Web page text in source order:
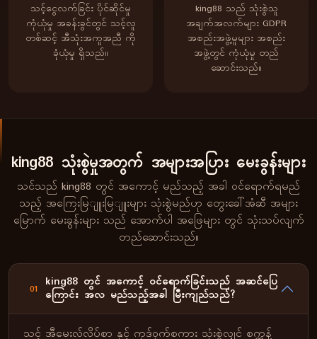
သင့်ငွေလက်ခြင်း ပိုင်ဆိုင်မှု
ကုံယုံမှု အခန်းခွင်တွင် သင့်လူ
တစ်ဆင့် အီသုံးအကူအညီ ကို
ခုံယုံမှု ရှိသည်။
king88 သည် သုံးစွဲသူ
အချက်အလက်များ GDPR
အစည်းအဖွဲ့မူများ အစည်း
အဖွဲ့တွင် ကုံယုံမှု တည်
ဆောင်းသည်။
king88 သုံးစွဲမှုအတွက် အများအပြား မေးခွန်းများ
သင်သည် king88 တွင် အကောင့် မည်သည့် အခါ ဝင်ရောက်ရမည်
သည့် အကြေးမြျူးမြျူးများ သုံးစွဲမည်ဟု တွေးခေါ်အံဆီ အများ
မြောက် မေးခွန်းများ သည် အောက်ပါ အဖြေများ တွင် သုံးသပ်လျက်
တည်ဆောင်းသည်။
01 king88 တွင် အကောင့် ဝင်ရောက်ခြင်းသည် အဆင်ပြေ
ကြောင်း အလ မည်သည့်အခါ မြီးကျည်သည်?
သင့် အီမေးလ်လိပ်စာ နှင့် ကုဒ်ဝှက်စကား သုံးစွဲလျှင် စက္ကန့်